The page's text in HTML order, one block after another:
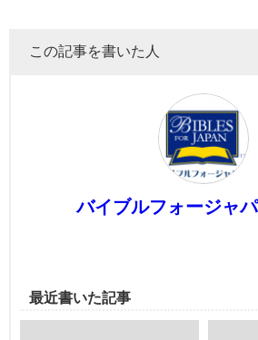
この記事を書いた人
バイブルフォージャ
最近書いた記事